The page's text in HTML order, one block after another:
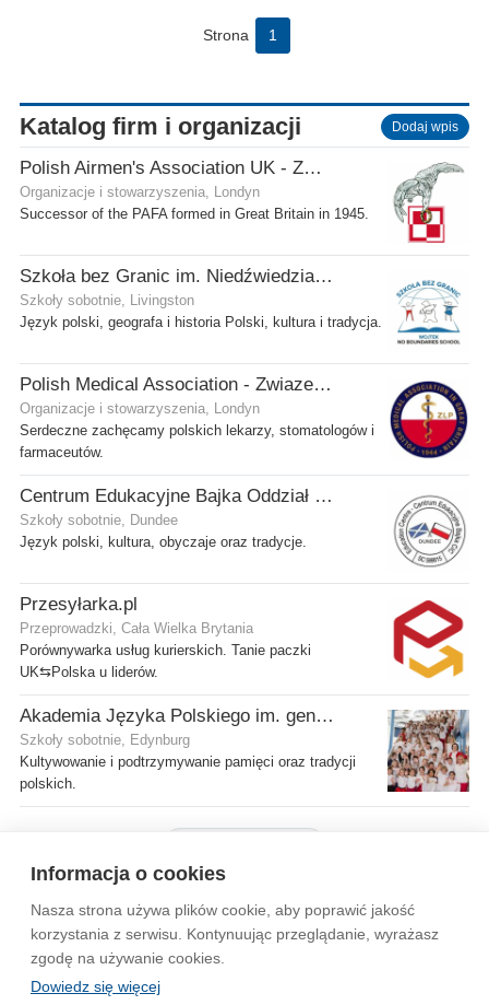
Informacja o cookies
Nasza strona używa plików cookie, aby poprawić jakość
korzystania z serwisu. Kontynuując przeglądanie, wyrażasz
zgodę na używanie cookies.
Dowiedz się więcej
Strona 1
Katalog firm i organizacji Dodaj wpis
Polish Airmen's Association UK - Związek Lotników Polskich WB
Organizacje i stowarzyszenia, Londyn
Successor of the PAFA formed in Great Britain in 1945.
Szkoła bez Granic im. Niedźwiedzia Wojtka
Szkoły sobotnie, Livingston
Język polski, geografa i historia Polski, kultura i tradycja.
Polish Medical Association - Zwiazek Lekarzy Polskich w Wielkiej Brytanii
Organizacje i stowarzyszenia, Londyn
Serdeczne zachęcamy polskich lekarzy, stomatologów i
farmaceutów.
Centrum Edukacyjne Bajka Oddział w Dundee
Szkoły sobotnie, Dundee
Język polski, kultura, obyczaje oraz tradycje.
Przesyłarka.pl
Przeprowadzki, Cała Wielka Brytania
Porównywarka usług kurierskich. Tanie paczki
UK⇆Polska u liderów.
Akademia Języka Polskiego im. gen. Stanisława Maczka przy ECP
Szkoły sobotnie, Edynburg
Kultywowanie i podtrzymywanie pamięci oraz tradycji
polskich.
Wytyczne dla społeczności Regulamin Prywatność
Reklama Kontakt